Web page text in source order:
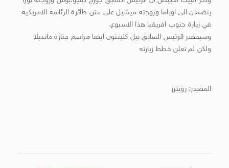
ينضمان الى اوباما وزوجته ميشيل على متن طائرة الرئاسة الامريكية
في زيارة جنوب افريقيا هذا الاسبوع.
وسيحضر الرئيس السابق بيل كلينتون ايضا مراسم جنازة مانديلا
ولكن لم تعلن خطط زيارته
المصدر: رويترز